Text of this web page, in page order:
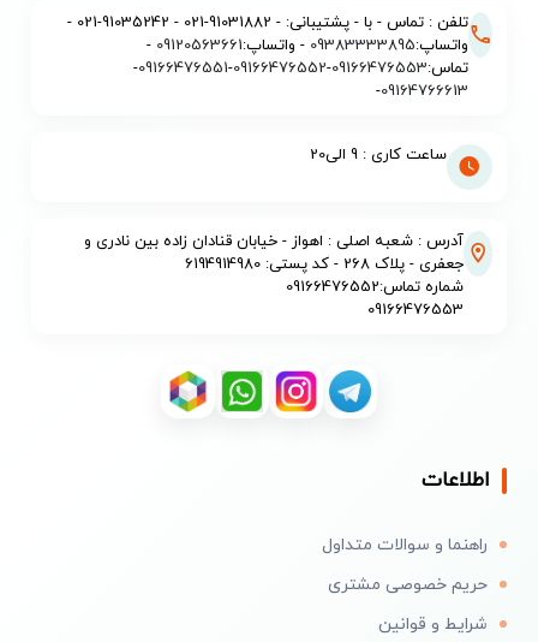
تلفن : تماس - با - پشتیبانی: - 91031882-021 - 91035242-021 -
واتساپ:09383333895 - واتساپ:09120563661
-
تماس:09166476553
-
09166476552
-
09166476551
-
09164766613
-
ساعت کاری : 9 الی20
آدرس : شعبه اصلی : اهواز - خیابان قنادان زاده بین نادری و
جعفری - پلاک 268 - کد پستی: 6194914980
شماره تماس:09166476552
09166476553
اطلاعات
راهنما و سوالات متداول
حریم خصوصی مشتری
شرایط و قوانین